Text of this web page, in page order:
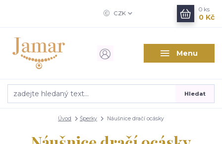
Menu
CZK
Hledat
0 ks
0 Kč
Úvod Šperky Náušnice dračí ocásky